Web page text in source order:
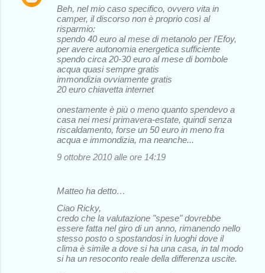
i
Beh, nel mio caso specifico, ovvero vita in
camper, il discorso non è proprio così al
risparmio:
spendo 40 euro al mese di metanolo per l'Efoy,
per avere autonomia energetica sufficiente
spendo circa 20-30 euro al mese di bombole
acqua quasi sempre gratis
immondizia ovviamente gratis
20 euro chiavetta internet
onestamente è più o meno quanto spendevo a
casa nei mesi primavera-estate, quindi senza
riscaldamento, forse un 50 euro in meno fra
acqua e immondizia, ma neanche...
9 ottobre 2010 alle ore 14:19
Matteo ha detto…
Ciao Ricky,
credo che la valutazione "spese" dovrebbe
essere fatta nel giro di un anno, rimanendo nello
stesso posto o spostandosi in luoghi dove il
clima è simile a dove si ha una casa, in tal modo
si ha un resoconto reale della differenza uscite.